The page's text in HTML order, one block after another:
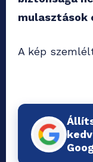
mulasztások
A kép